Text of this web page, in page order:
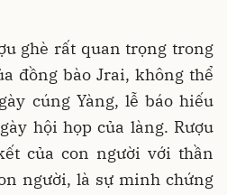
ghè rất quan trọng trong
đồng bào Jrai, không thể
cúng Yàng, lễ báo hiếu
hội họp của làng. Rượu
của con người với thần
người, là sự minh chứng